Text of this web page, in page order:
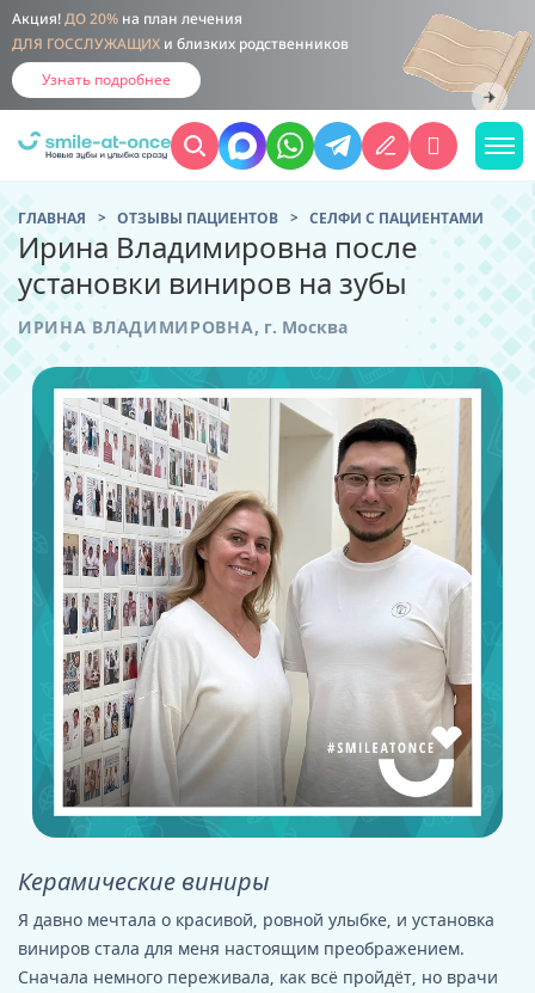
Акция! ДО 20% на план лечения
ДЛЯ ГОССЛУЖАЩИХ и близких родственников
Узнать подробнее
ГЛАВНАЯ ОТЗЫВЫ ПАЦИЕНТОВ CЕЛФИ С ПАЦИЕНТАМИ
Ирина Владимировна после
установки виниров на зубы
ИРИНА ВЛАДИМИРОВНА, г. Москва
Керамические виниры
Я давно мечтала о красивой, ровной улыбке, и установка
виниров стала для меня настоящим преображением.
Сначала немного переживала, как всё пройдёт, но врачи